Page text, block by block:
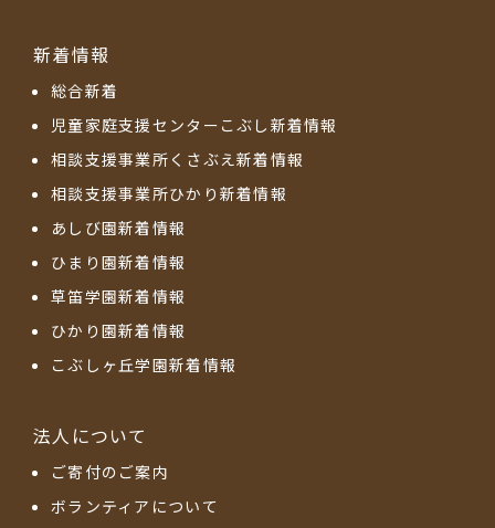
新着情報
総合新着
児童家庭支援センターこぶし新着情報
相談支援事業所くさぶえ新着情報
相談支援事業所ひかり新着情報
あしび園新着情報
ひまり園新着情報
草笛学園新着情報
ひかり園新着情報
こぶしヶ丘学園新着情報
法人について
ご寄付のご案内
ボランティアについて